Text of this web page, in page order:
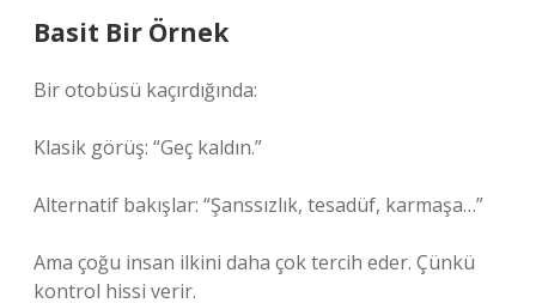
Basit Bir Örnek
Bir otobüsü kaçırdığında:
Klasik görüş: “Geç kaldın.”
Alternatif bakışlar: “Şanssızlık, tesadüf, karmaşa…”
Ama çoğu insan ilkini daha çok tercih eder. Çünkü
kontrol hissi verir.